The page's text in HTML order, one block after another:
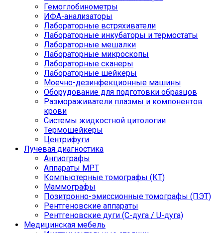
Гемоглобинометры
ИФА-анализаторы
Лабораторные встряхиватели
Лабораторные инкубаторы и термостаты
Лабораторные мешалки
Лабораторные микроскопы
Лабораторные сканеры
Лабораторные шейкеры
Моечно-дезинфекционные машины
Оборудование для подготовки образцов
Размораживатели плазмы и компонентов
крови
Системы жидкостной цитологии
Термошейкеры
Центрифуги
Лучевая диагностика
Ангиографы
Аппараты МРТ
Компьютерные томографы (КТ)
Маммографы
Позитронно-эмиссионные томографы (ПЭТ)
Рентгеновские аппараты
Рентгеновские дуги (С-дуга / U-дуга)
Медицинская мебель